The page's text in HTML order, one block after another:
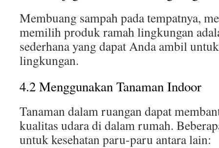
Membuang sampah pada tempatnya,
memilih produk ramah lingkungan
sederhana yang dapat Anda ambil
lingkungan.
4.2 Menggunakan Tanaman Indoor
Tanaman dalam ruangan dapat
kualitas udara di dalam rumah.
untuk kesehatan paru-paru antara lain: